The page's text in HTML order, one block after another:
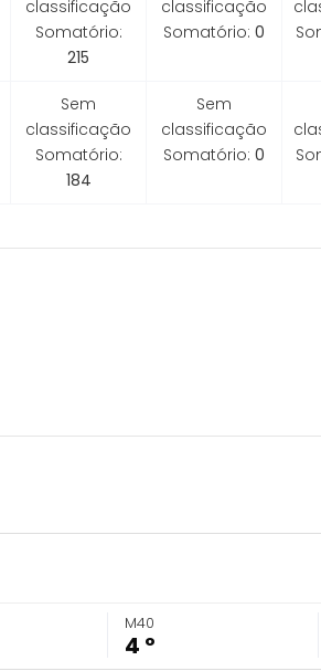
classificação
Somatório:
215
classificação
Somatório: 0
Sem
classificação
Somatório:
184
Sem
classificação
Somatório: 0
M40
4 º